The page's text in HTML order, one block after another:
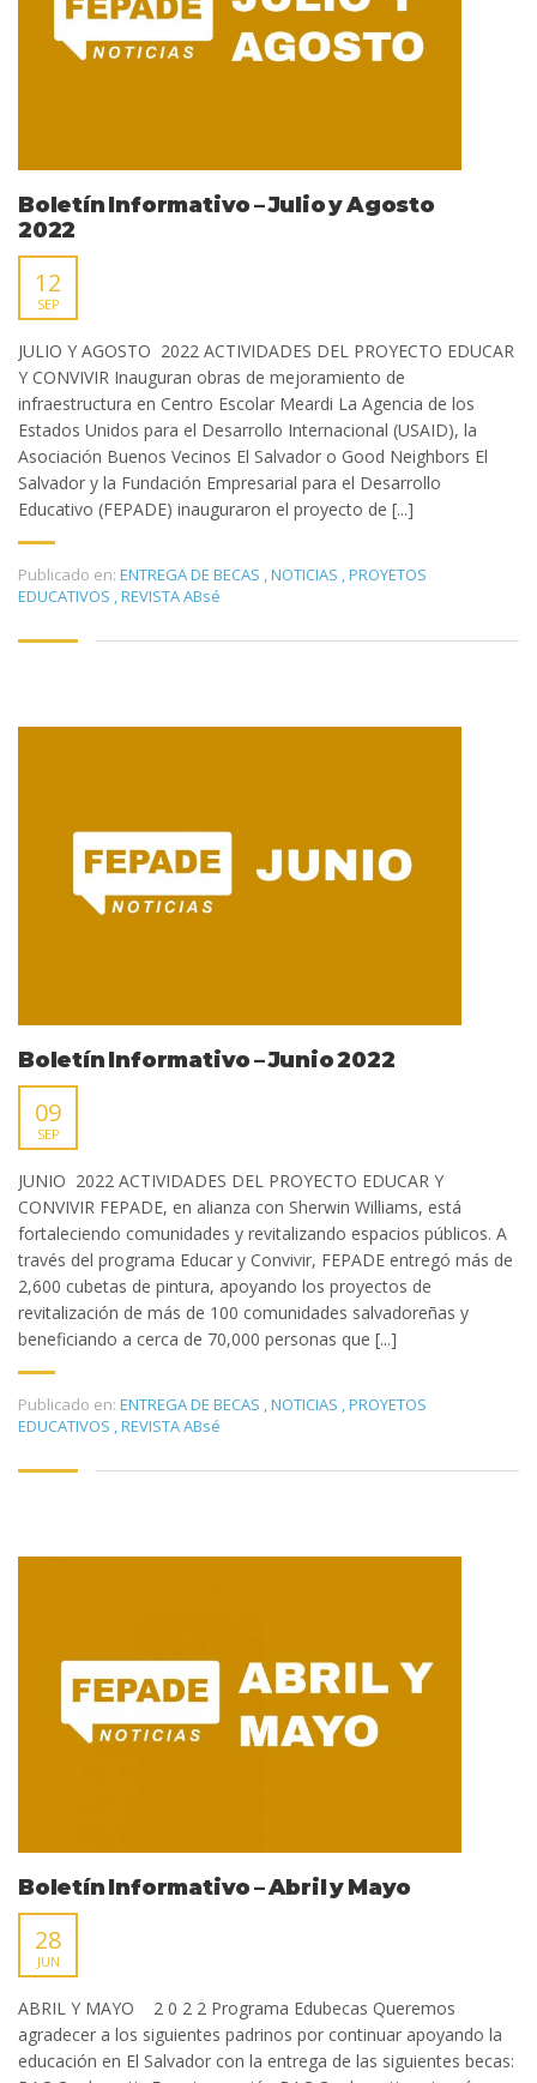
Boletín Informativo – Julio y Agosto
2022
12
SEP
JULIO Y AGOSTO 2022 ACTIVIDADES DEL PROYECTO EDUCAR
Y CONVIVIR Inauguran obras de mejoramiento de
infraestructura en Centro Escolar Meardi La Agencia de los
Estados Unidos para el Desarrollo Internacional (USAID), la
Asociación Buenos Vecinos El Salvador o Good Neighbors El
Salvador y la Fundación Empresarial para el Desarrollo
Educativo (FEPADE) inauguraron el proyecto de [...]
Publicado en: ENTREGA DE BECAS ,NOTICIAS ,PROYETOS
EDUCATIVOS ,REVISTA ABsé
Boletín Informativo – Junio 2022
09
SEP
JUNIO 2022 ACTIVIDADES DEL PROYECTO EDUCAR Y
CONVIVIR FEPADE, en alianza con Sherwin Williams, está
fortaleciendo comunidades y revitalizando espacios públicos. A
través del programa Educar y Convivir, FEPADE entregó más de
2,600 cubetas de pintura, apoyando los proyectos de
revitalización de más de 100 comunidades salvadoreñas y
beneficiando a cerca de 70,000 personas que [...]
Publicado en: ENTREGA DE BECAS NOTICIAS PROYETOS
EDUCATIVOS REVISTA ABsé
Boletín Informativo – Abril y Mayo
28
JUN
ABRIL Y MAYO 2 0 2 2 Programa Edubecas Queremos
agradecer a los siguientes padrinos por continuar apoyando la
educación en El Salvador con la entrega de las siguientes becas: